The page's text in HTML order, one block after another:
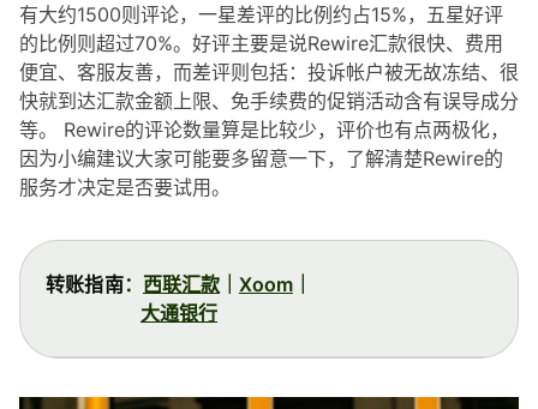
有大约1500则评论，一星差评的比例约占15%，五星好评
的比例则超过70%。好评主要是说Rewire汇款很快、费用
便宜、客服友善，而差评则包括：投诉帐户被无故冻结、很
快就到达汇款金额上限、免手续费的促销活动含有误导成分
等。 Rewire的评论数量算是比较少，评价也有点两极化，
因为小编建议大家可能要多留意一下，了解清楚Rewire的
服务才决定是否要试用。
转账指南： 西联汇款｜ Xoom｜
大通银行